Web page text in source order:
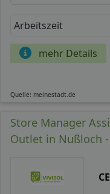
Arbeitszeit
mehr Details
Quelle: meinestadt.de
Store Manager
Outlet in Nußloch